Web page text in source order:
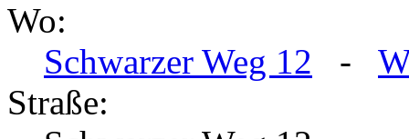
Wo:
Schwarzer Weg 12 -
Straße: